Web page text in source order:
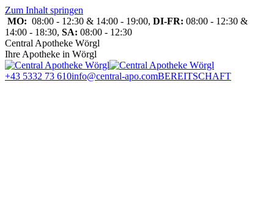
Zum Inhalt springen
MO: 08:00 - 12:30 & 14:00 - 19:00, DI-FR: 08:00 - 12:30 &
14:00 - 18:30, SA: 08:00 - 12:30
Central Apotheke Wörgl
Ihre Apotheke in Wörgl
+43 5332 73 610info@central-apo.comBEREITSCHAFT